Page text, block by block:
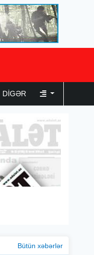
DIGƏR
Bütün xəbərlər